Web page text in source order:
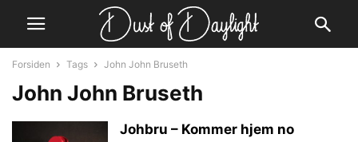
Forsiden Tags John John Bruseth
John John Bruseth
Johbru – Kommer hjem no